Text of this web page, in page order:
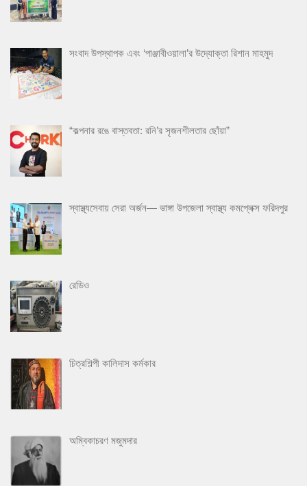
সংবাদ উপস্থাপক এবং ‘পাঞ্জাবীওয়ালা’র উদ্যোক্তা রিশান মাহমুদ
“কল্পনার রঙে বাস্তবতা: রনি’র সৃজনশীলতার ছোঁয়া”
স্বাস্থ্যসেবায় সেরা অর্জন— ভাঙ্গা উপজেলা স্বাস্থ্য কমপ্লেক্স ফরিদপুর
রেডিও
চিত্রশিল্পী কালিদাস কর্মকার
অম্বিকাচরণ মজুমদার